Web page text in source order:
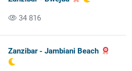
34 816
Zanzibar - Jambiani Beach